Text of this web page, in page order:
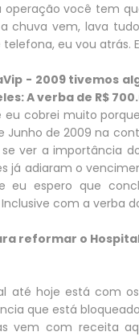
operação você tem
a chuva vem, lava
telefona, eu vou atrás.
- 2009 tivemos
A verba de R$
eu cobrei muito
Junho de 2009 na
se ver a importância
já adiaram o
eu espero que
com a verba
reformar o
até hoje está com
que está
vem com receita